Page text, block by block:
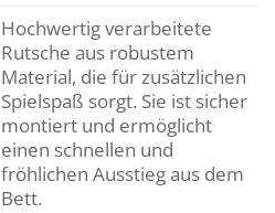
Hochwertig verarbeitete
Rutsche aus robustem
Material, die für zusätzlichen
Spielspaß sorgt. Sie ist sicher
montiert und ermöglicht
einen schnellen und
fröhlichen Ausstieg aus dem
Bett.